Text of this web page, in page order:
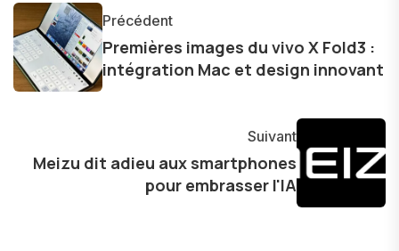
informations précises et pertinentes pour aider
les consommateurs à comprendre et à naviguer
dans le paysage technologique en constante
évolution.
Précédent
Premières images du vivo X Fold3 :
intégration Mac et design innovant
Suivant
Meizu dit adieu aux smartphones
pour embrasser l'IA